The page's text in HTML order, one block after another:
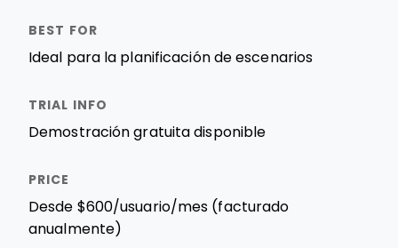
Ideal para la planificación de escenarios
Demostración gratuita disponible
Desde $600/usuario/mes (facturado
anualmente)